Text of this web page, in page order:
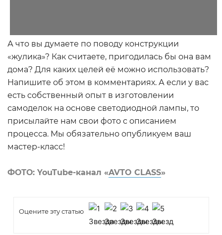
А что вы думаете по поводу конструкции
«жулика»? Как считаете, пригодилась бы она вам
дома? Для каких целей её можно использовать?
Напишите об этом в комментариях. А если у вас
есть собственный опыт в изготовлении
самоделок на основе светодиодной лампы, то
присылайте нам свои фото с описанием
процесса. Мы обязательно опубликуем ваш
мастер-класс!
ФОТО: YouTube-канал «AVTO CLASS»
Оцените эту статью